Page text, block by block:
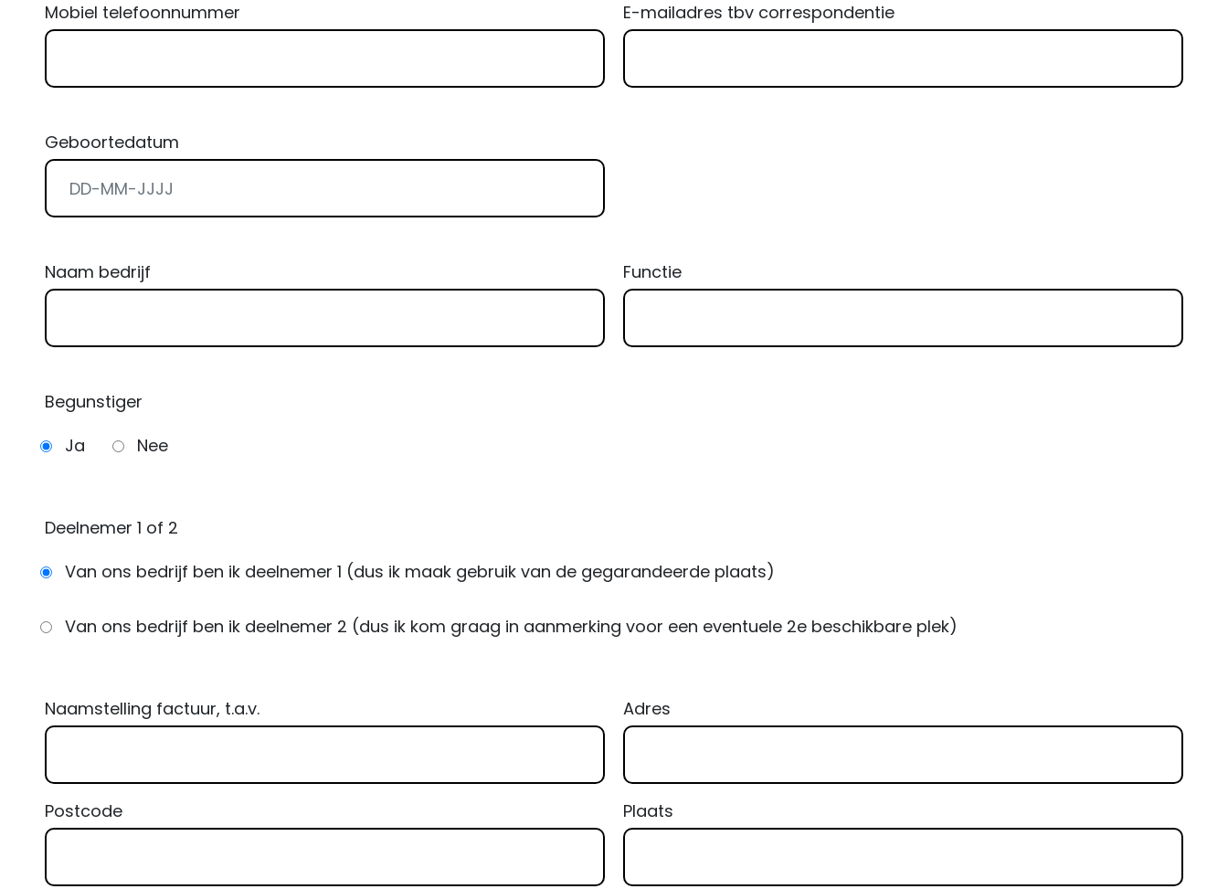
Mobiel telefoonnummer E-mailadres tbv correspondentie
Geboortedatum
Naam bedrijf Functie
Begunstiger
Ja
Nee
Deelnemer 1 of 2
Van ons bedrijf ben ik deelnemer 1 (dus ik maak gebruik van de gegarandeerde plaats)
Van ons bedrijf ben ik deelnemer 2 (dus ik kom graag in aanmerking voor een eventuele 2e beschikbare plek)
Naamstelling factuur, t.a.v. Adres
Postcode Plaats